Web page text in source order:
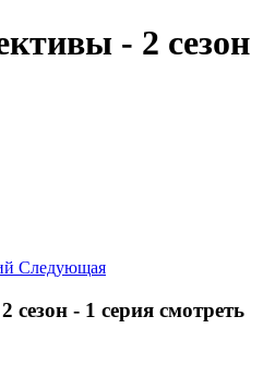
- 2 сезон
Следующая
сезон - 1 серия смотреть